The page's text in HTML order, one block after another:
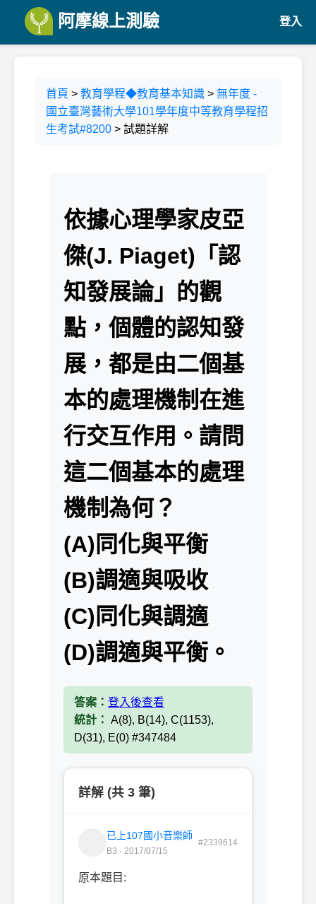
阿摩線上測驗 登入
首頁 > 教育學程◆教育基本知識 > 無年度 -
國立臺灣藝術大學101學年度中等教育學程招
生考試#8200 > 試題詳解
依據心理學家皮亞
傑(J. Piaget)「認
知發展論」的觀
點，個體的認知發
展，都是由二個基
本的處理機制在進
行交互作用。請問
這二個基本的處理
機制為何？
(A)同化與平衡
(B)調適與吸收
(C)同化與調適
(D)調適與平衡。
答案： 登入後查看
統計： A(8), B(14), C(1153),
D(31), E(0) #347484
詳解 (共 3 筆)
已上107國小音樂師
B3 · 2017/07/15
#2339614
原本題目: